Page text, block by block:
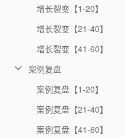
增长裂变【1-20】
增长裂变【21-40】
增长裂变【41-60】
案例复盘
案例复盘【1-20】
案例复盘【21-40】
案例复盘【41-60】